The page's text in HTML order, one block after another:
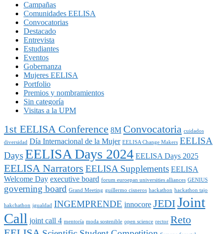
Campañas
Comunidades EELISA
Convocatorias
Destacado
Entrevista
Estudiantes
Eventos
Gobernanza
Mujeres EELISA
Portfolio
Premios y nombramientos
Sin categoría
Visitas a la UPM
1st EELISA Conference 8M Convocatoria cuidados
diversidad Día Internacional de la Mujer EELISA Change Makers EELISA
DaysEELISA Days 2024 EELISA Days 2025
EELISA Narrators EELISA Supplements EELISA
Welcome Day executive board forum euroepan universities alliances GENIUS
governing board Grand Meeting guillermo cisneros hackathon hackathon tajo
hakchathon igualdad INGEMPRENDE innocore JEDIJoint
Call joint call 4 mentoría moda sostenible open science rector Reto